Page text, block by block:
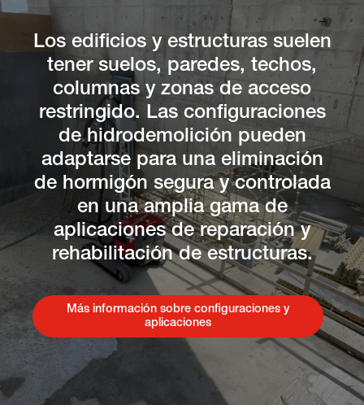
Los edificios y estructuras suelen
tener suelos, paredes, techos,
columnas y zonas de acceso
restringido. Las configuraciones
de hidrodemolición pueden
adaptarse para una eliminación
de hormigón segura y controlada
en una amplia gama de
aplicaciones de reparación y
rehabilitación de estructuras.
Más información sobre configuraciones y
aplicaciones